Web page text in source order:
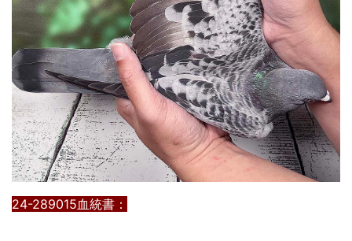
24-289015血統書：